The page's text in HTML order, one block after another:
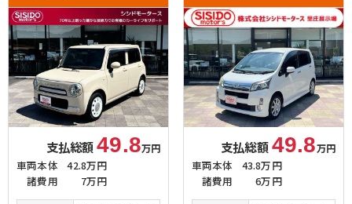
支払総額49.8万円
車両本体
42.8万円
諸費用
7万円
支払総額49.8万円
車両本体
43.8万円
諸費用
6万円